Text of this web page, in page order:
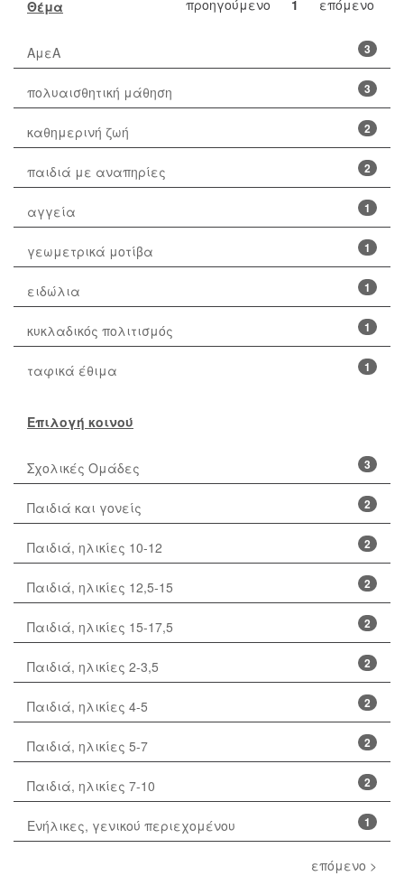
προηγούμενο 1 επόμενο
Θέμα
3
ΑμεΑ
3
πολυαισθητική μάθηση
2
καθημερινή ζωή
2
παιδιά με αναπηρίες
1
αγγεία
1
γεωμετρικά μοτίβα
1
ειδώλια
1
κυκλαδικός πολιτισμός
1
ταφικά έθιμα
Επιλογή κοινού
3
Σχολικές Ομάδες
2
Παιδιά και γονείς
2
Παιδιά, ηλικίες 10-12
2
Παιδιά, ηλικίες 12,5-15
2
Παιδιά, ηλικίες 15-17,5
2
Παιδιά, ηλικίες 2-3,5
2
Παιδιά, ηλικίες 4-5
2
Παιδιά, ηλικίες 5-7
2
Παιδιά, ηλικίες 7-10
1
Ενήλικες, γενικού περιεχομένου
επόμενο >